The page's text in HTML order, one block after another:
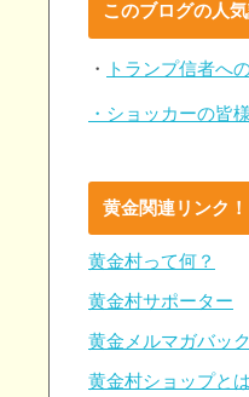
このブログの人
・ トランプ信者
・ショッカーの皆
黄金関連リンク！
黄金村って何？
黄金村サポーター
黄金メルマガバッ
黄金村ショップと